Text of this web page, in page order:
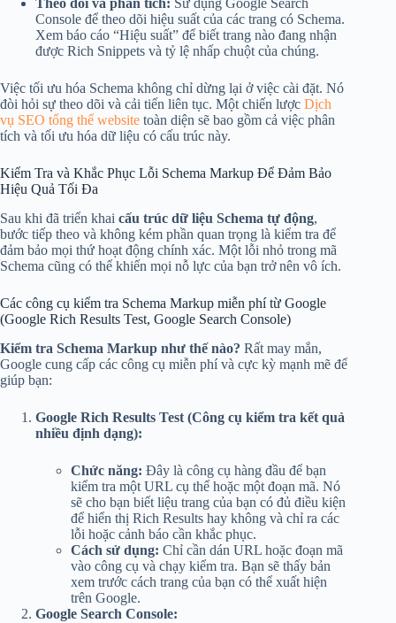
Theo dõi và phân tích: Sử dụng Google Search
Console để theo dõi hiệu suất của các trang có Schema.
Xem báo cáo “Hiệu suất” để biết trang nào đang nhận
được Rich Snippets và tỷ lệ nhấp chuột của chúng.
Việc tối ưu hóa Schema không chỉ dừng lại ở việc cài đặt. Nó
đòi hỏi sự theo dõi và cải tiến liên tục. Một chiến lược Dịch
vụ SEO tổng thể website toàn diện sẽ bao gồm cả việc phân
tích và tối ưu hóa dữ liệu có cấu trúc này.
Kiểm Tra và Khắc Phục Lỗi Schema Markup Để Đảm Bảo
Hiệu Quả Tối Đa
Sau khi đã triển khai cấu trúc dữ liệu Schema tự động,
bước tiếp theo và không kém phần quan trọng là kiểm tra để
đảm bảo mọi thứ hoạt động chính xác. Một lỗi nhỏ trong mã
Schema cũng có thể khiến mọi nỗ lực của bạn trở nên vô ích.
Các công cụ kiểm tra Schema Markup miễn phí từ Google
(Google Rich Results Test, Google Search Console)
Kiểm tra Schema Markup như thế nào? Rất may mắn,
Google cung cấp các công cụ miễn phí và cực kỳ mạnh mẽ để
giúp bạn:
Google Rich Results Test (Công cụ kiểm tra kết quả
nhiều định dạng):
Chức năng: Đây là công cụ hàng đầu để bạn
kiểm tra một URL cụ thể hoặc một đoạn mã. Nó
sẽ cho bạn biết liệu trang của bạn có đủ điều kiện
để hiển thị Rich Results hay không và chỉ ra các
lỗi hoặc cảnh báo cần khắc phục.
Cách sử dụng: Chỉ cần dán URL hoặc đoạn mã
vào công cụ và chạy kiểm tra. Bạn sẽ thấy bản
xem trước cách trang của bạn có thể xuất hiện
trên Google.
Google Search Console: